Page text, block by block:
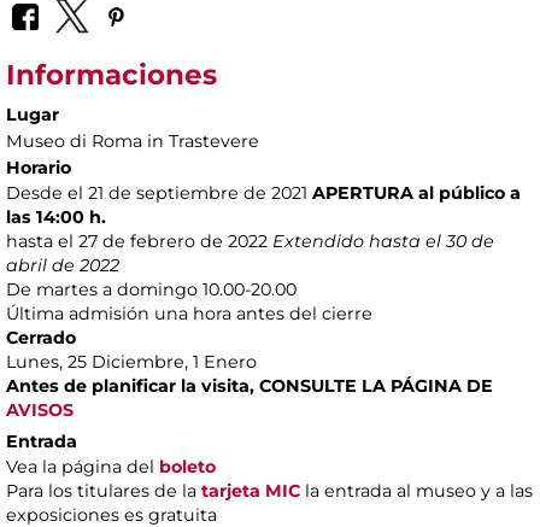
Informaciones
Lugar
Museo di Roma in Trastevere
Horario
Desde el 21 de septiembre de 2021 APERTURA al público a
las 14:00 h.
hasta el 27 de febrero de 2022 Extendido hasta el 30 de
abril de 2022
De martes a domingo 10.00-20.00
Última admisión una hora antes del cierre
Cerrado
Lunes, 25 Diciembre, 1 Enero
Antes de planificar la visita, CONSULTE LA PÁGINA DE
AVISOS
Entrada
Vea la página del boleto
Para los titulares de la tarjeta MIC la entrada al museo y a las
exposiciones es gratuita